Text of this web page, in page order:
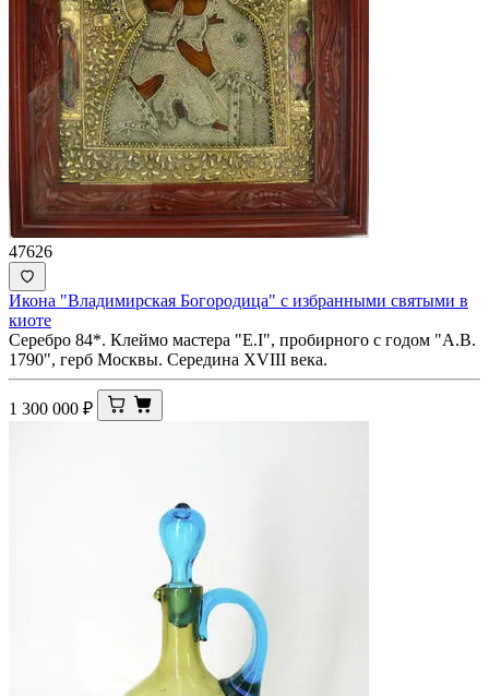
47626
Икона "Владимирская Богородица" с избранными святыми в
киоте
Серебро 84*. Клеймо мастера "Е.I", пробирного с годом "А.В.
1790", герб Москвы. Середина ХVIII века.
1 300 000 ₽